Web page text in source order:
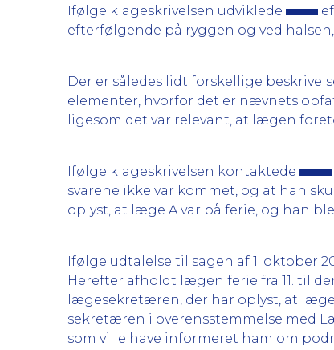
Ifølge klageskrivelsen udviklede
efterfølgende på ryggen og ved
Der er således lidt forskellige
elementer, hvorfor det er nævnets
ligesom det var relevant, at lægen
Ifølge klageskrivelsen kontaktede
svarene ikke var kommet, og at han
oplyst, at læge A var på ferie, og han
Ifølge udtalelse til sagen af 1. oktober
Herefter afholdt lægen ferie fra 11. til
lægesekretæren, der har oplyst, at
sekretæren i overensstemmelse med
som ville have informeret ham om